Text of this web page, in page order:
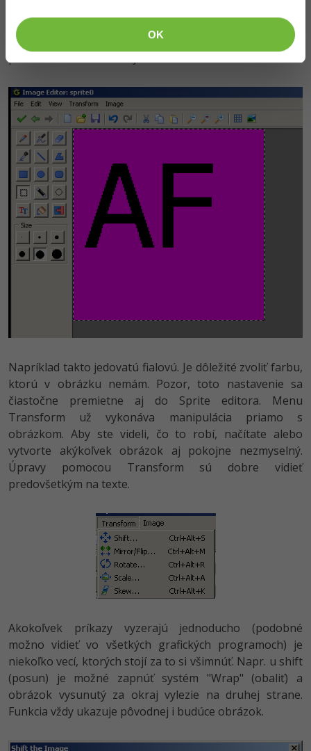
OK
ako bude zobrazená priehľadná časť obrázka. Základný
je šedobiela šachovnica, ale je možné buď šachovnicu
Napríklad takto jedovatú fialovú. Je dôležité zvoliť farbu,
ktorú v obrázku nemám. Pozor, toto nastavenie sa
čiastočne premietne aj do Sprite editora. Menu
Transform už vykonáva manipulácia priamo s
obrázkom. Aby ste videli, čo to robí, načítate alebo
vytvorte akýkoľvek obrázok aj pokojne nezmyselný.
Úpravy pomocou Transform sú dobre vidieť
predovšetkým na texte.
Akokoľvek príkazy vyzerajú jednoducho (podobné
možno vidieť vo všetkých grafických programoch) je
niekoľko vecí, ktorých stojí za to si všimnúť. Napr. u shift
(posun) je možné zapnúť systém "Wrap" (obaliť) a
obrázok vysunutý za okraj vylezie na druhej strane.
Funkcia vždy ukazuje pôvodnej i budúce obrázok.